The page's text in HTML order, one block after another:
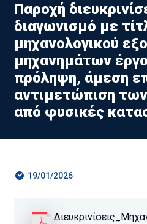
Παροχή
διαγωνισμό με
μηχανολογικού
μηχανημάτων
πρόληψη, άμεση
αντιμετώπιση
από φυσικές
19/01/2026